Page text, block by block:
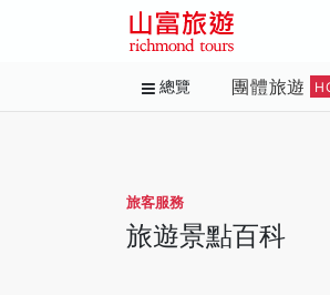
總覽 團體旅遊
旅客服務
旅遊景點百科